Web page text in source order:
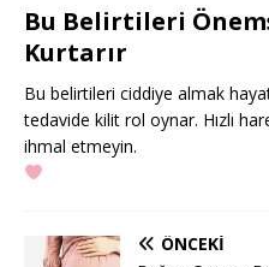
Bu Belirtileri
Kurtarır
Bu belirtileri ciddiye almak
tedavide kilit rol oynar. Hızlı
ihmal etmeyin.
ÖNCEKI